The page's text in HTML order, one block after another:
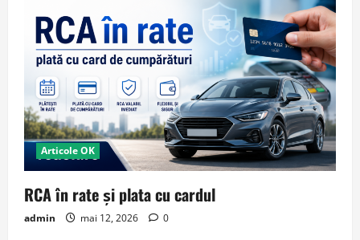
Articole OK
RCA în rate și plata cu cardul
admin mai 12, 2026 0